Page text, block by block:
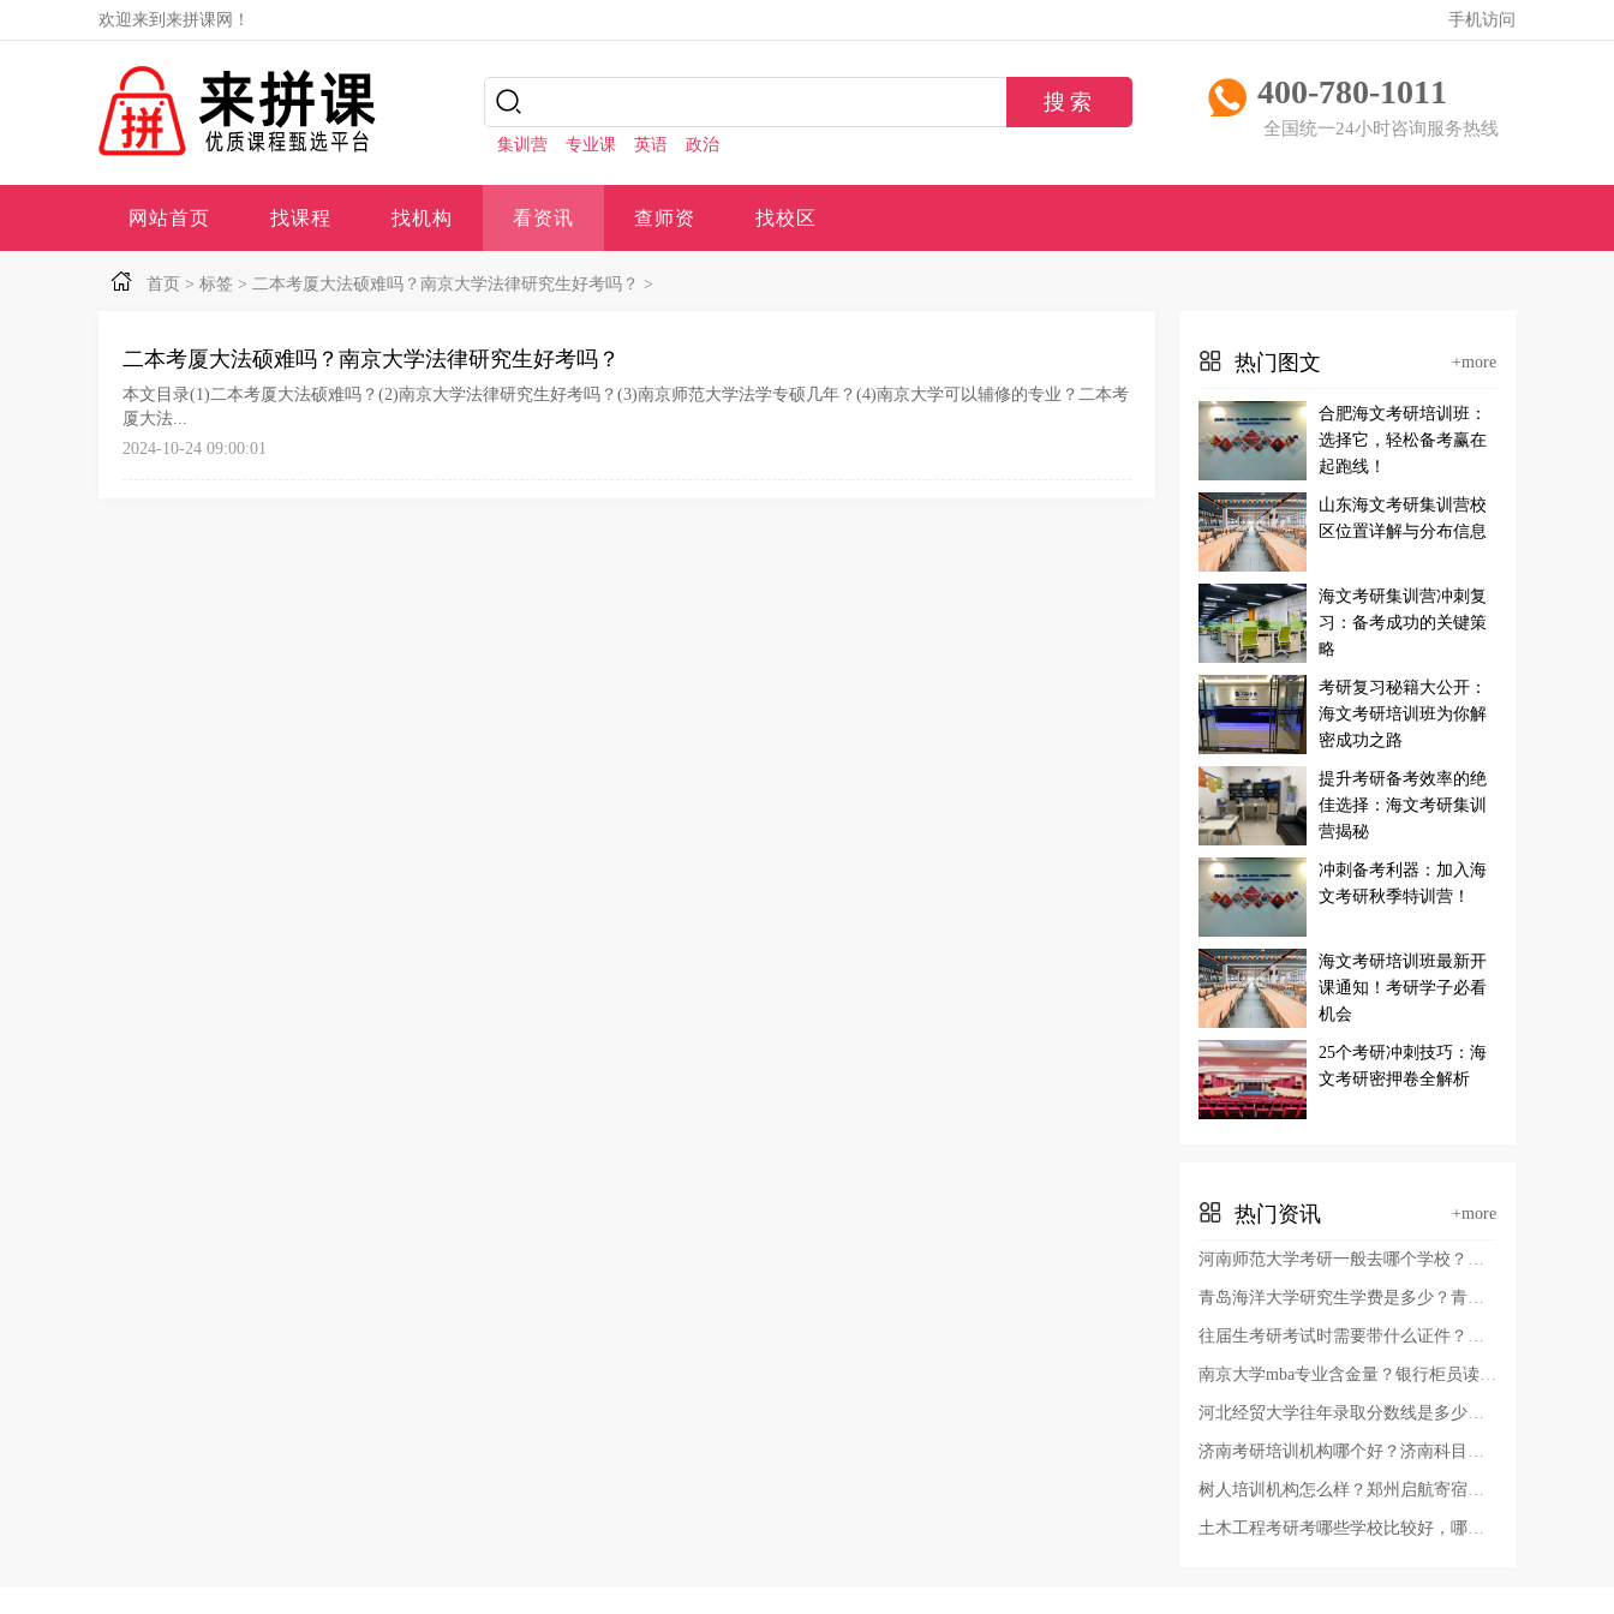
欢迎来到来拼课网！ 手机访问
集训营 专业课 英语 政治
400-780-1011
全国统一24小时咨询服务热线
网站首页 找课程 找机构 看资讯 查师资 找校区
首页 > 标签 > 二本考厦大法硕难吗？南京大学法律研究生好考吗？ >
二本考厦大法硕难吗？南京大学法律研究生好考吗？
本文目录(1)二本考厦大法硕难吗？(2)南京大学法律研究生好考吗？(3)南京师范大学法学专硕几年？(4)南京大学可以辅修的专业？二本考
厦大法...
2024-10-24 09:00:01
热门图文 +more
合肥海文考研培训班：
选择它，轻松备考赢在
起跑线！
山东海文考研集训营校
区位置详解与分布信息
海文考研集训营冲刺复
习：备考成功的关键策
略
考研复习秘籍大公开：
海文考研培训班为你解
密成功之路
提升考研备考效率的绝
佳选择：海文考研集训
营揭秘
冲刺备考利器：加入海
文考研秋季特训营！
海文考研培训班最新开
课通知！考研学子必看
机会
25个考研冲刺技巧：海
文考研密押卷全解析
热门资讯 +more
河南师范大学考研一般去哪个学校？河南师范大学有几个校区及校区地址，哪个校区最好？
青岛海洋大学研究生学费是多少？青岛考研哪个学校容易考上？
往届生考研考试时需要带什么证件？考研报名证件照要求？
南京大学mba专业含金量？银行柜员读非全日制硕士有用吗？
河北经贸大学往年录取分数线是多少？河北经贸大学审计专硕好考吗
济南考研培训机构哪个好？济南科目二考试费用？
树人培训机构怎么样？郑州启航寄宿考研辅导班多少费用？
土木工程考研考哪些学校比较好，哪些学校的土木工程教育质量高？辽宁省土木工程考研学校排名？